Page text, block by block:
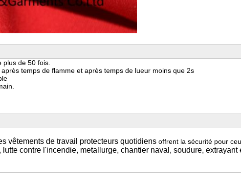
de 50 fois.
temps de flamme et après temps de lueur moins que 2s
vêtements de travail protecteurs quotidiens offrent la sécurité pour
contre l'incendie, metallurge, chantier naval, soudure, extrayant